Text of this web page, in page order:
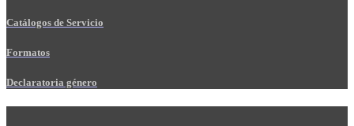
Catálogos de Servicio
Formatos
Declaratoria género